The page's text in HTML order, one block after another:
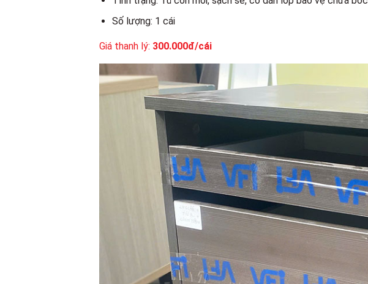
Số lượng: 1 cái
Giá thanh lý: 300.000đ/cái